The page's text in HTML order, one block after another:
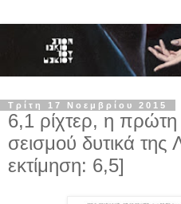
Τρίτη 17 Νοεμβρίου 2015
6,1 ρίχτερ, η πρώτη
σεισμού δυτικά
εκτίμηση: 6,5]